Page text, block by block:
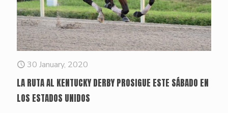
30 January, 2020
LA RUTA AL KENTUCKY DERBY PROSIGUE ESTE SÁBADO EN
LOS ESTADOS UNIDOS